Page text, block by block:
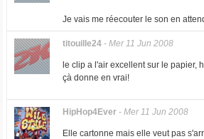
Je vais me réecouter le son en
titouille24- Mer 11 Jun 2008
le clip a l'air excellent sur le papier,
çà donne en vrai!
HipHop4Ever- Mer 11 Jun 2008
Elle cartonne mais elle veut pas